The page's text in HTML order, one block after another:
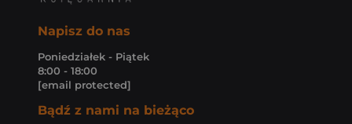
Napisz do nas
Poniedziałek - Piątek
8:00 - 18:00
[email protected]
Bądź z nami na bieżąco